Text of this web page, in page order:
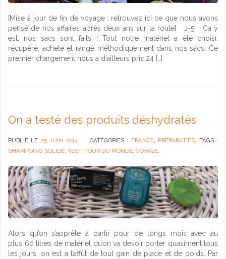
[Mise à jour de fin de voyage : retrouvez ici ce que nous avons
pensé de nos affaires après deux ans sur la route] J-5 Ca y
est, nos sacs sont faits ! Tout notre matériel a été choisi,
récupéré, acheté et rangé méthodiquement dans nos sacs. Ce
premier chargement nous a d’ailleurs pris 24 […]
On a testé des produits déshydratés
PUBLIÉ LE 25 JUIN 2014 CATÉGORIES : FRANCE, PRÉPARATIFS. TAGS :
SHAMPOING SOLIDE, TEST, TOUR DU MONDE, VOYAGE.
Alors qu’on s’apprête à partir pour de longs mois avec au
plus 60 litres de matériel qu’on va devoir porter quasiment tous
les jours, on est à l’affût de tout gain de place et de poids. Par